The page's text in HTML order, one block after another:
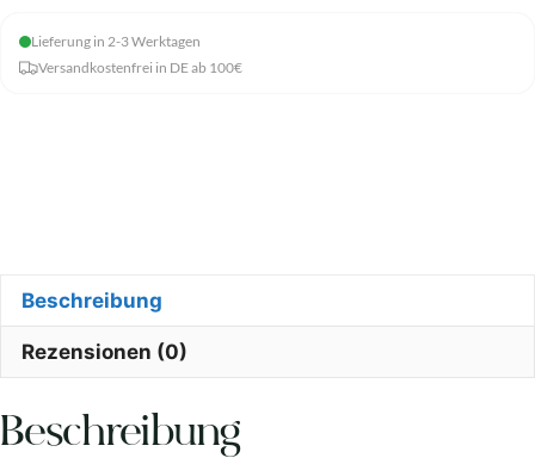
Lieferung in 2-3 Werktagen
Versandkostenfrei in DE ab 100€
Beschreibung
Rezensionen (0)
Beschreibung